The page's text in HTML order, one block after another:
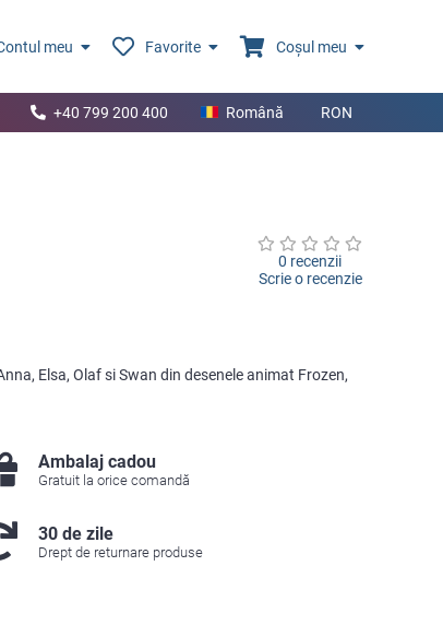
meu Favorite Coșul meu
+40 799 200 400 Română RON
0 recenzii
Scrie o recenzie
Elsa, Olaf si Swan din desenele animat Frozen,
Ambalaj cadou
Gratuit la orice comandă
30 de zile
Drept de returnare produse